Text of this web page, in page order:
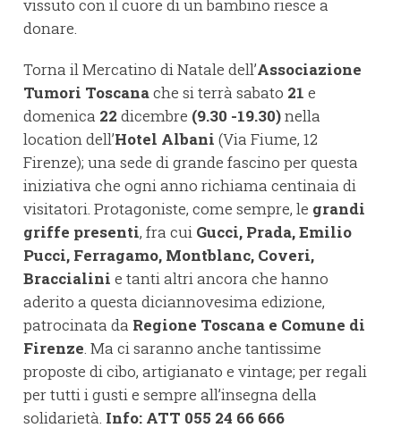
vissuto con il cuore di un bambino riesce a
donare.
Torna il Mercatino di Natale dell’Associazione
Tumori Toscanache si terrà sabato 21 e
domenica 22 dicembre (9.30 -19.30)nella
location dell’Hotel Albani (Via Fiume, 12
Firenze); una sede di grande fascino per questa
iniziativa che ogni anno richiama centinaia di
visitatori. Protagoniste, come sempre, le grandi
griffe presenti, fra cui Gucci, Prada, Emilio
Pucci, Ferragamo, Montblanc, Coveri,
Braccialini e tanti altri ancora che hanno
aderito a questa diciannovesima edizione,
patrocinata da Regione Toscana e Comune di
Firenze. Ma ci saranno anche tantissime
proposte di cibo, artigianato e vintage; per regali
per tutti i gusti e sempre all’insegna della
solidarietà. Info: ATT 055 24 66 666